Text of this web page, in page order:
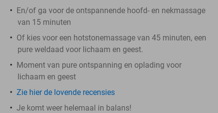
En/of ga voor de ontspannende hoofd- en nekmassage
van 15 minuten
Of kies voor een hotstonemassage van 45 minuten, een
pure weldaad voor lichaam en geest.
Moment van pure ontspanning en oplading voor
lichaam en geest
Zie hier de lovende recensies
Je komt weer helemaal in balans!